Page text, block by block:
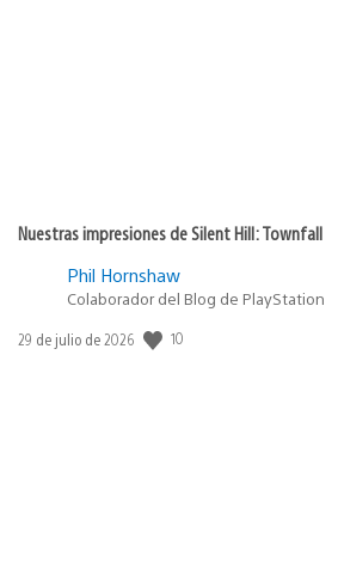
Nuestras impresiones de Silent Hill: Townfall
Phil Hornshaw
Colaborador del Blog de PlayStation
Fecha
29 de julio de 2026 10